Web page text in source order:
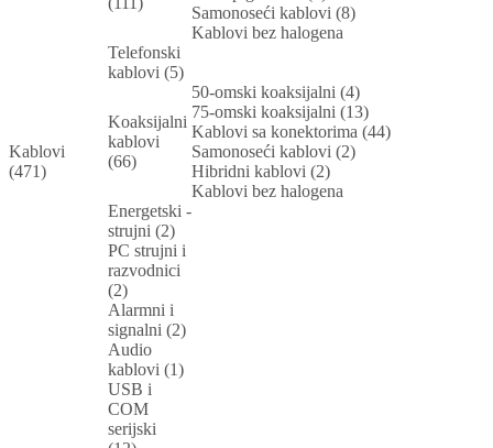
Kablovi
(471)
Samonoseći kablovi (8)
Kablovi bez halogena
Telefonski
kablovi (5)
Koaksijalni
kablovi
(66)
50-omski koaksijalni (4)
75-omski koaksijalni (13)
Kablovi sa konektorima (44)
Samonoseći kablovi (2)
Hibridni kablovi (2)
Kablovi bez halogena
Energetski -
strujni (2)
PC strujni i
razvodnici
(2)
Alarmni i
signalni (2)
Audio
kablovi (1)
USB i
COM
serijski